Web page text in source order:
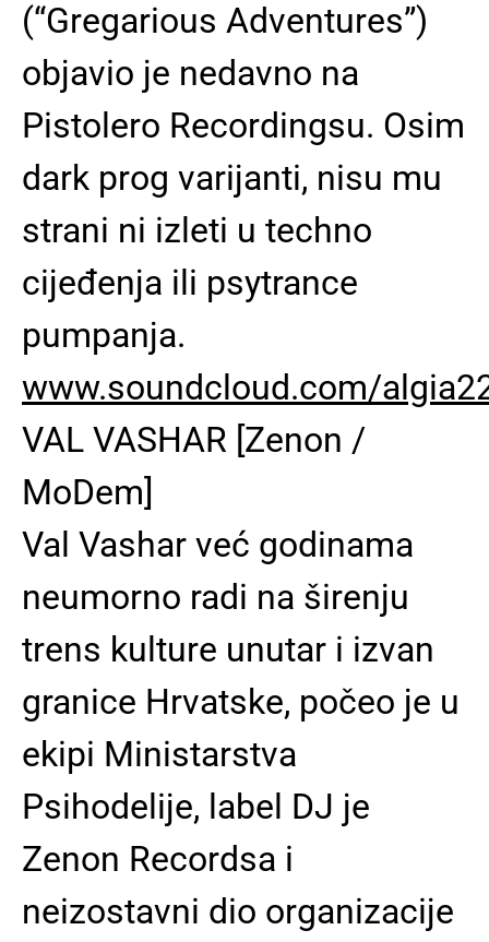
(“Gregarious Adventures”)
objavio je nedavno na
Pistolero Recordingsu. Osim
dark prog varijanti, nisu mu
strani ni izleti u techno
cijeđenja ili psytrance
pumpanja.
www.soundcloud.com/
VAL VASHAR [Zenon /
MoDem]
Val Vashar već godinama
neumorno radi na širenju
trens kulture unutar i izvan
granice Hrvatske, počeo je u
ekipi Ministarstva
Psihodelije, label DJ je
Zenon Recordsa i
neizostavni dio organizacije